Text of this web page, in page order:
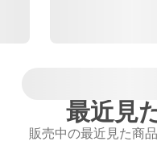
最近見
販売中の最近見た商